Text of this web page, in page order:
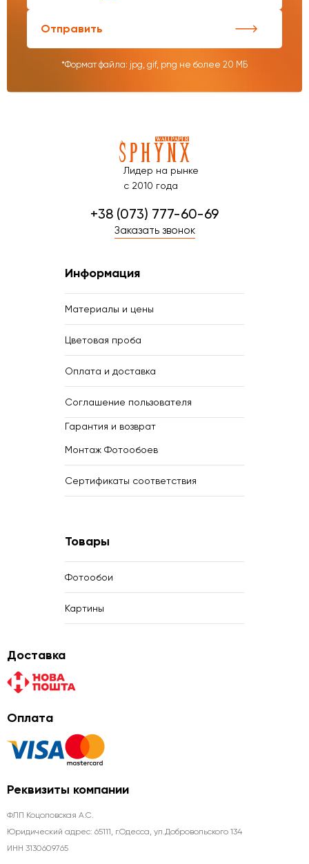
Отправить
*Формат файла: jpg, gif, png не более 20 МБ
Лидер на рынке
с 2010 года
+38 (073) 777-60-69
Заказать звонок
Информация
Материалы и цены
Цветовая проба
Оплата и доставка
Соглашение пользователя
Гарантия и возврат
Монтаж Фотообоев
Сертификаты соответствия
Товары
Фотообои
Картины
Доставка
Оплата
Реквизиты компании
ФЛП Коцоловская А.С.
Юридический адрес: 65111, г.Одесса, ул.Добровольского 134
ИНН 3130609765